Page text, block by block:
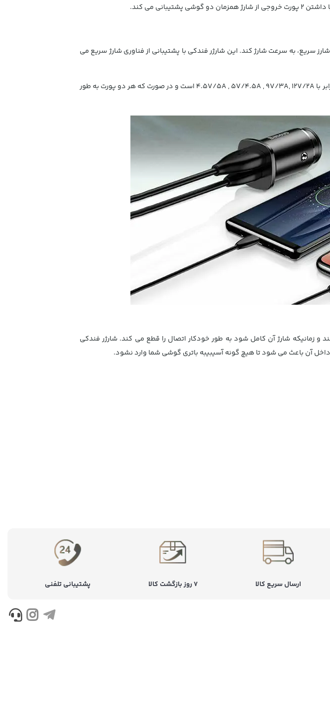
می کند.
سریع، به سرعت شارژ کند. این شارژر فندکی با پشتیبانی از فناوری شارژ سریع می
روی این شارژر فندکی دو پورت USB به کار رفته است، جریان و ولتاژ هریک از این پورتها برابر با 4.5V/5A , 5V/4.5A , 9V/3A, 12V/2A است و در صورت که هر دو پورت به طور
شارژ آن کامل شود به طور خودکار اتصال را قطع می کند. شارژر فندکی
آن باعث می شود تا هیچ گونه آسیبیبه باتری گوشی شما وارد نشود.
ارسال سریع کالا ۷ روز بازگشت کالا پشتیبانی تلفنی